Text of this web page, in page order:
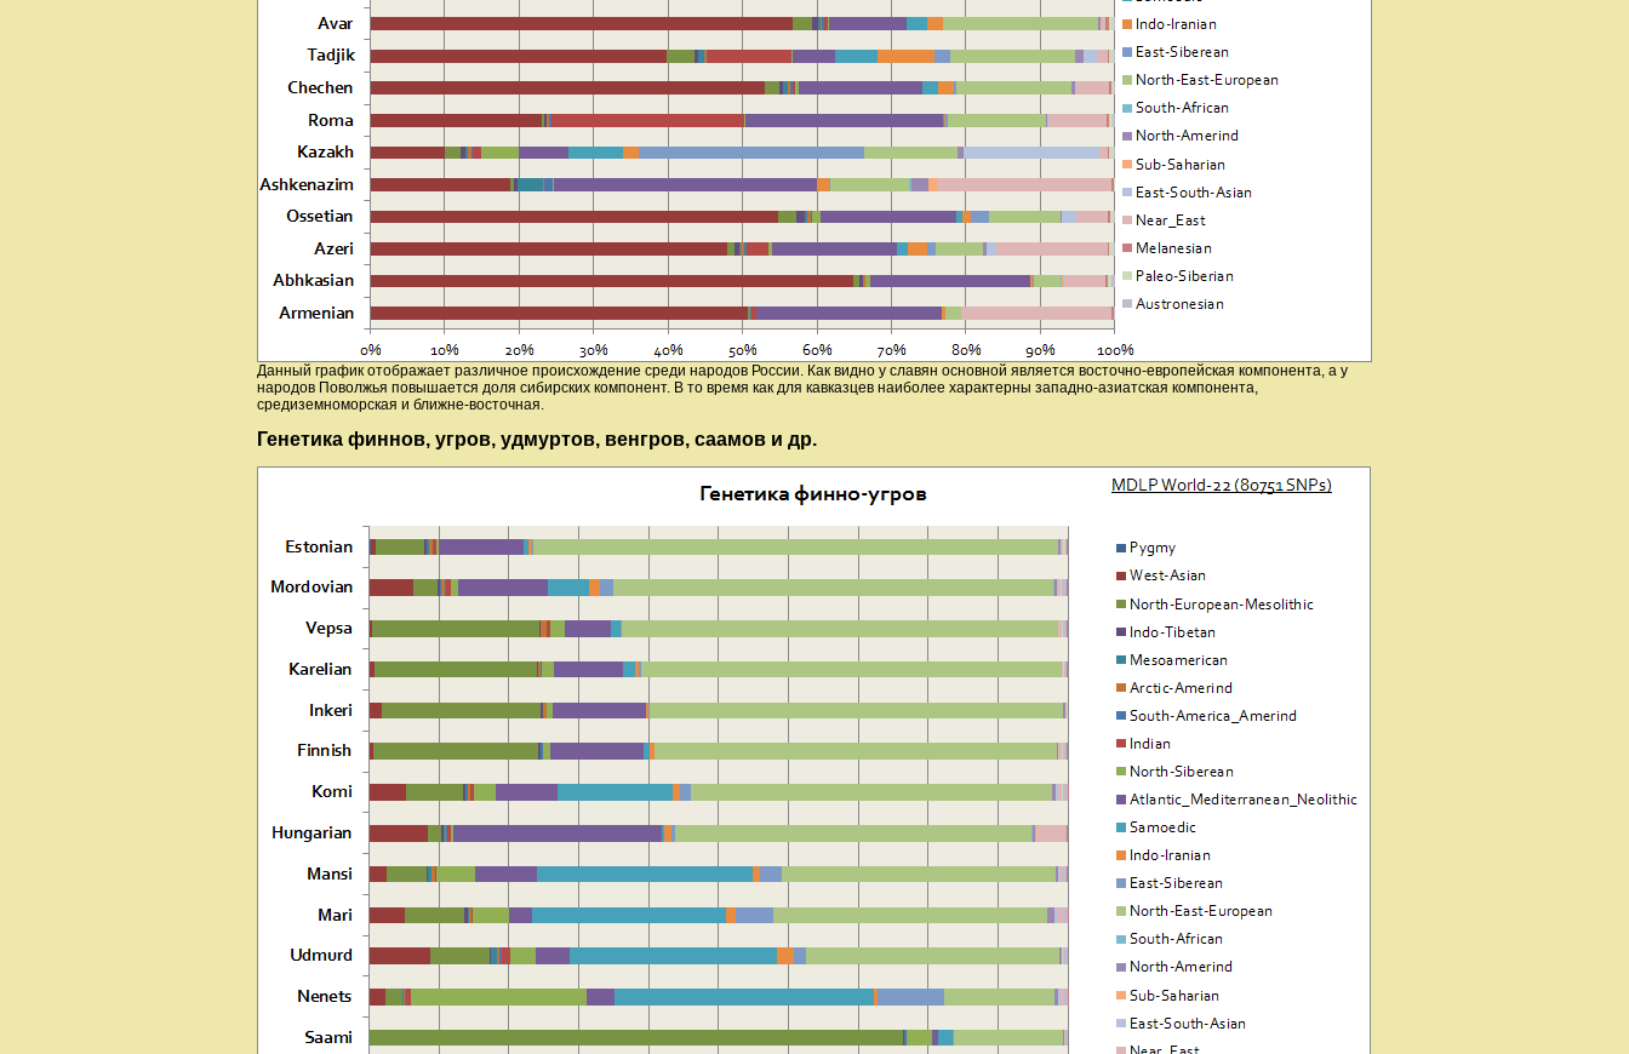
Данный график отображает различное происхождение среди народов России. Как видно у славян основной является восточно-европейская компонента, а у
народов Поволжья повышается доля сибирских компонент. В то время как для кавказцев наиболее характерны западно-азиатская компонента,
средиземноморская и ближне-восточная.
Генетика финнов, угров, удмуртов, венгров, саамов и др.